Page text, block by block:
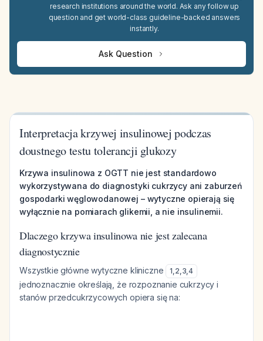
research institutions around the world. Ask any follow up
question and get world-class guideline-backed answers
instantly.
Ask Question
Interpretacja krzywej insulinowej podczas
doustnego testu tolerancji glukozy
Krzywa insulinowa z OGTT nie jest standardowo
wykorzystywana do diagnostyki cukrzycy ani zaburzeń
gospodarki węglowodanowej – wytyczne opierają się
wyłącznie na pomiarach glikemii, a nie insulinemii.
Dlaczego krzywa insulinowa nie jest zalecana
diagnostycznie
Wszystkie główne wytyczne kliniczne 1,2,3,4
jednoznacznie określają, że rozpoznanie cukrzycy i
stanów przedcukrzycowych opiera się na: